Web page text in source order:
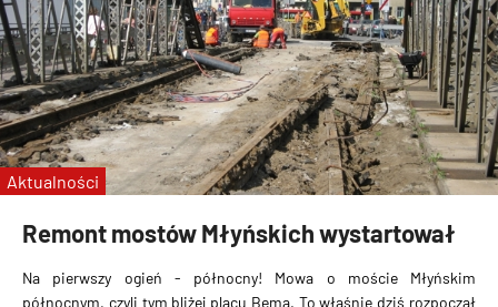
Remont mostów Młyńskich wystartował
Na pierwszy ogień - północny! Mowa o moście Młyńskim
północnym, czyli tym bliżej placu Bema. To właśnie dziś rozpoczął
Aktualności